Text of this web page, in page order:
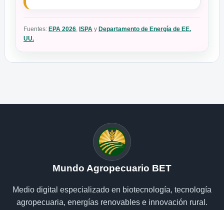
Fuentes: EPA 2026, ISPA y Departamento de Energía de EE.
UU.
Mundo Agropecuario BET
Medio digital especializado en biotecnología, tecnología
agropecuaria, energías renovables e innovación rural.